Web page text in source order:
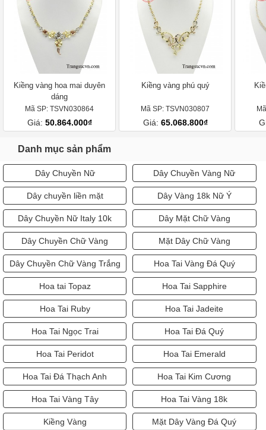
Kiềng vàng hoa mai duyên
dáng
Mã SP: TSVN030864
Giá: 50.864.000₫
Kiềng vàng phú quý
Mã SP: TSVN030807
Giá: 65.068.800₫
Danh mục sản phẩm
Dây Chuyền Nữ Dây Chuyền Vàng Nữ
Dây chuyền liền mặt Dây Vàng 18k Nữ Ý
Dây Chuyền Nữ Italy 10k Dây Mặt Chữ Vàng
Dây Chuyền Chữ Vàng Mặt Dây Chữ Vàng
Dây Chuyền Chữ Vàng Trắng Hoa Tai Vàng Đá Quý
Hoa tai Topaz Hoa Tai Sapphire
Hoa Tai Ruby Hoa Tai Jadeite
Hoa Tai Ngọc Trai Hoa Tai Đá Quý
Hoa Tai Peridot Hoa Tai Emerald
Hoa Tai Đá Thạch Anh Hoa Tai Kim Cương
Hoa Tai Vàng Tây Hoa Tai Vàng 18k
Kiềng Vàng Mặt Dây Vàng Đá Quý